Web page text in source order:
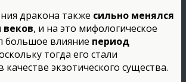
дракона также сильно менялся
, и на это мифологическое
большое влияние период
тогда его стали
качестве экзотического существа.